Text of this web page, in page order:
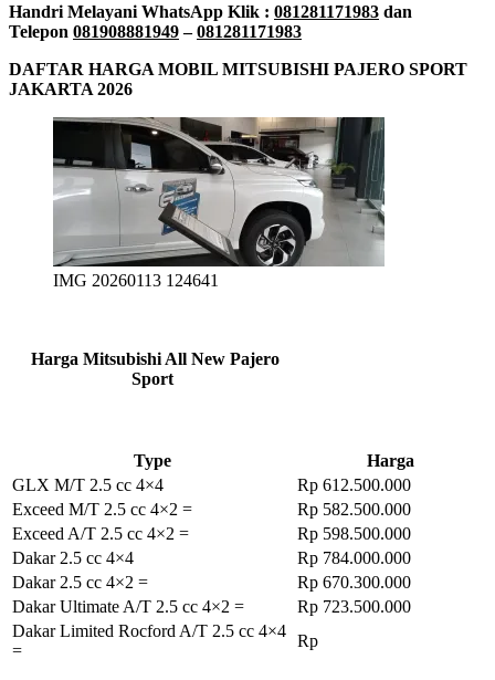
Handri Melayani WhatsApp Klik : 081281171983 dan
Telepon 081908881949–081281171983
DAFTAR HARGA MOBIL MITSUBISHI PAJERO SPORT
JAKARTA 2026
IMG 20260113 124641
Harga Mitsubishi All New Pajero
Sport
Type
Harga
GLX M/T 2.5 cc 4×4
Rp 612.500.000
Exceed M/T 2.5 cc 4×2 =
Rp 582.500.000
Exceed A/T 2.5 cc 4×2 =
Rp 598.500.000
Dakar 2.5 cc 4×4
Rp 784.000.000
Dakar 2.5 cc 4×2 =
Rp 670.300.000
Dakar Ultimate A/T 2.5 cc 4×2 =
Rp 723.500.000
Dakar Limited Rocford A/T 2.5 cc 4×4
=
Rp